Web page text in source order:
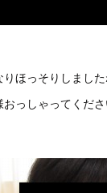
りほっそりしまし
っしゃってくださ